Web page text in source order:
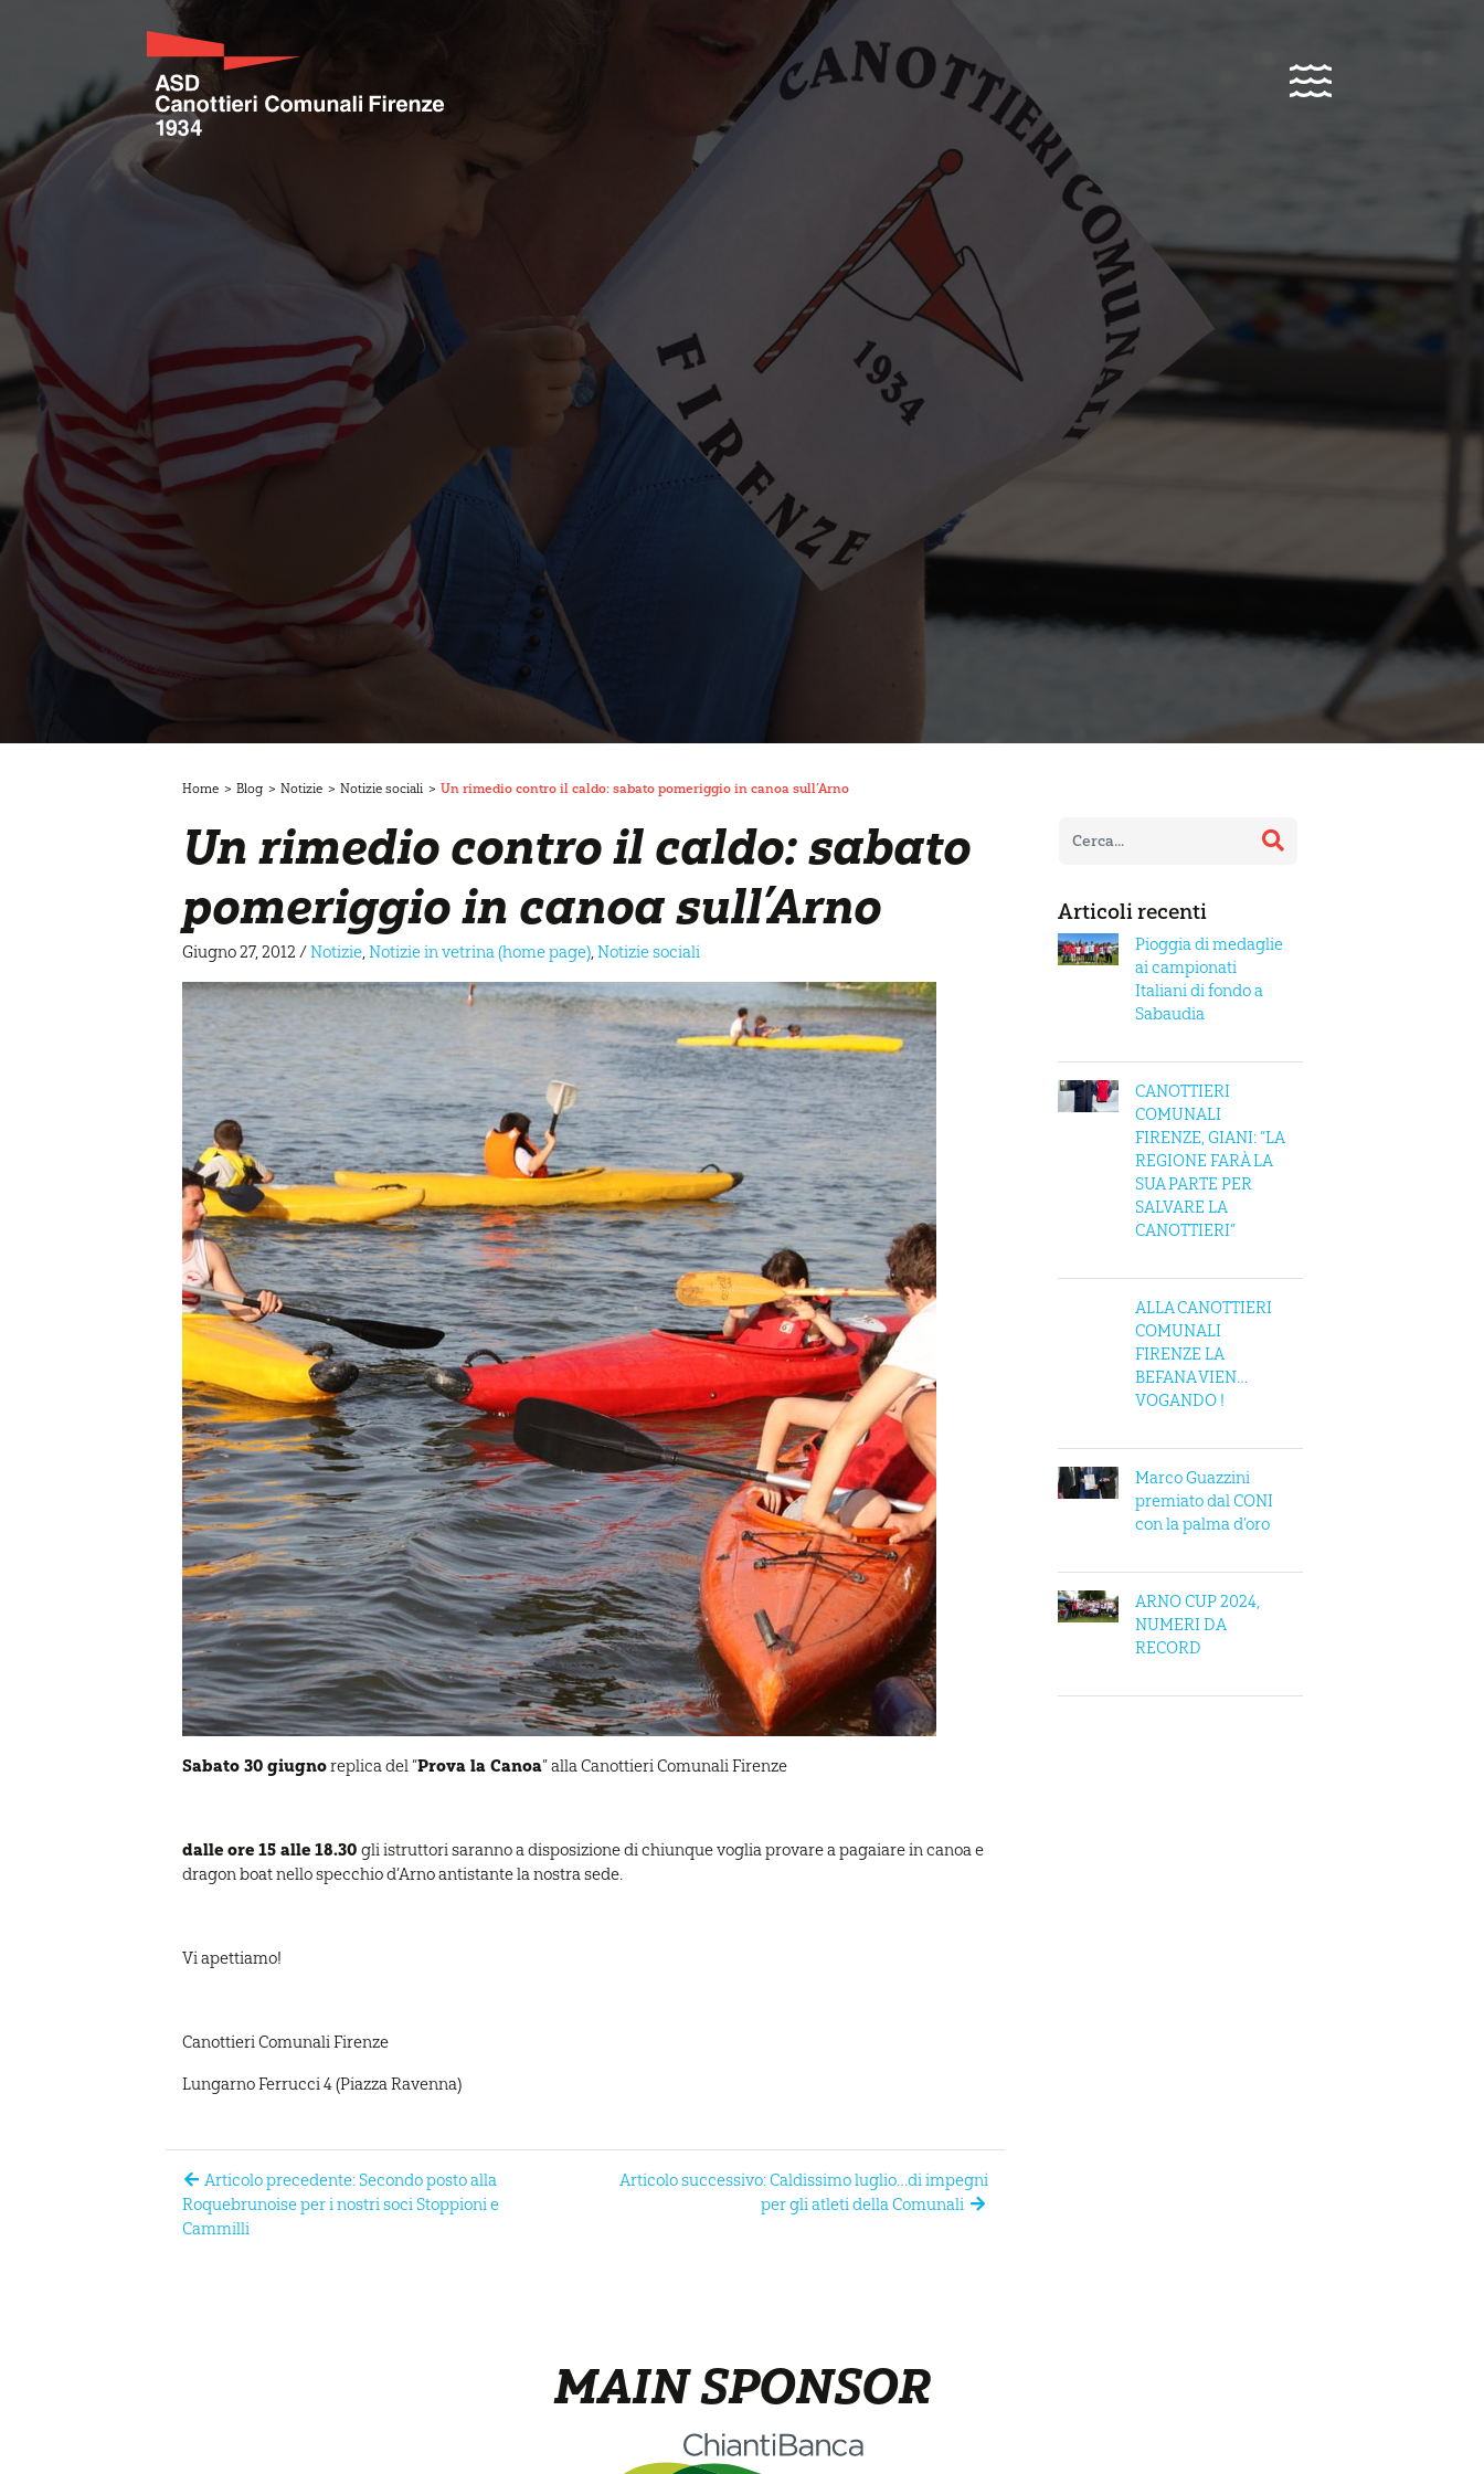
Home > Blog > Notizie > Notizie sociali > Un rimedio contro il caldo: sabato pomeriggio in canoa sull’Arno
Un rimedio contro il caldo: sabato
pomeriggio in canoa sull’Arno
Giugno 27, 2012 /Notizie, Notizie in vetrina (home page), Notizie sociali
Sabato 30 giugnoreplica del “Prova la Canoa” alla Canottieri Comunali Firenze
dalle ore 15 alle 18.30gli istruttori saranno a disposizione di chiunque voglia provare a pagaiare in canoa e
dragon boat nello specchio d’Arno antistante la nostra sede.
Vi apettiamo!
Canottieri Comunali Firenze
Lungarno Ferrucci 4 (Piazza Ravenna)
Articolo precedente: Secondo posto alla
Roquebrunoise per i nostri soci Stoppioni e
Cammilli
Articolo successivo: Caldissimo luglio…di impegni
per gli atleti della Comunali
Articoli recenti
Pioggia di medaglie
ai campionati
Italiani di fondo a
Sabaudia
CANOTTIERI
COMUNALI
FIRENZE, GIANI: “LA
REGIONE FARÀ LA
SUA PARTE PER
SALVARE LA
CANOTTIERI”
ALLA CANOTTIERI
COMUNALI
FIRENZE LA
BEFANA VIEN…
VOGANDO !
Marco Guazzini
premiato dal CONI
con la palma d’oro
ARNO CUP 2024,
NUMERI DA
RECORD
MAIN SPONSOR